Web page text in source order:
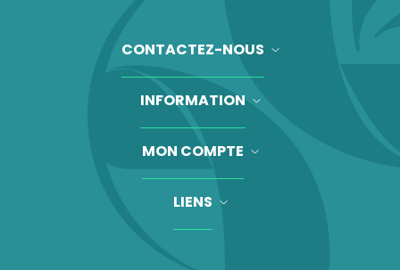
CONTACTEZ-NOUS
INFORMATION
MON COMPTE
LIENS